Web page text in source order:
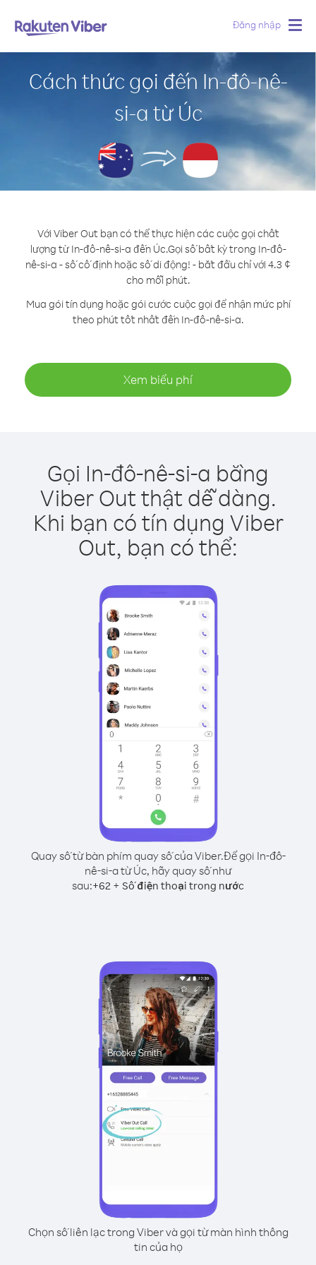
Đăng nhập
Cách thức gọi đến In-đô-nê-
si-a từ Úc
Với Viber Out bạn có thể thực hiện các cuộc gọi chất
lượng từ In-đô-nê-si-a đến Úc.Gọi số bất kỳ trong In-đô-
nê-si-a - số cố định hoặc số di động! - bắt đầu chỉ với 4.3 ¢
cho mỗi phút.
Mua gói tín dụng hoặc gói cước cuộc gọi để nhận mức phí
theo phút tốt nhất đến In-đô-nê-si-a.
Xem biểu phí
Gọi In-đô-nê-si-a bằng
Viber Out thật dễ dàng.
Khi bạn có tín dụng Viber
Out, bạn có thể:
Quay số từ bàn phím quay số của Viber.Để gọi In-đô-
nê-si-a từ Úc, hãy quay số như
sau:+62 + Số điện thoại trong nước
Chọn số liên lạc trong Viber và gọi từ màn hình thông
tin của họ